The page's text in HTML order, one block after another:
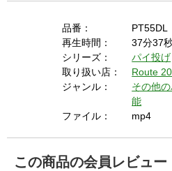
y
品番：
PT55DL
再生時間：
37分37
シリーズ：
パイ投げ
取り扱い店：
Route
ジャンル：
その他
能
ファイル：
mp4
この商品の会員レビュー